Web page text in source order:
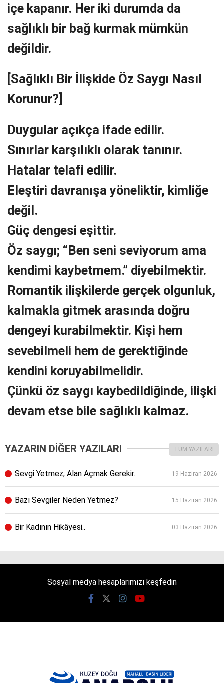
içe kapanır. Her iki durumda da
sağlıklı bir bağ kurmak mümkün
değildir.
[Sağlıklı Bir İlişkide Öz Saygı Nasıl
Korunur?]
Duygular açıkça ifade edilir.
Sınırlar karşılıklı olarak tanınır.
Hatalar telafi edilir.
Eleştiri davranışa yöneliktir, kimliğe
değil.
Güç dengesi eşittir.
Öz saygı; “Ben seni seviyorum ama
kendimi kaybetmem.” diyebilmektir.
Romantik ilişkilerde gerçek olgunluk,
kalmakla gitmek arasında doğru
dengeyi kurabilmektir. Kişi hem
sevebilmeli hem de gerektiğinde
kendini koruyabilmelidir.
Çünkü öz saygı kaybedildiğinde, ilişki
devam etse bile sağlıklı kalmaz.
YAZARIN DİĞER YAZILARI TÜM YAZILARI
Sevgi Yetmez, Alan Açmak Gerekir.. 19 Haziran 2026
Bazı Sevgiler Neden Yetmez? 15 Haziran 2026
Bir Kadının Hikâyesi.. 03 Haziran 2026
Sosyal medya hesaplarımızı keşfedin